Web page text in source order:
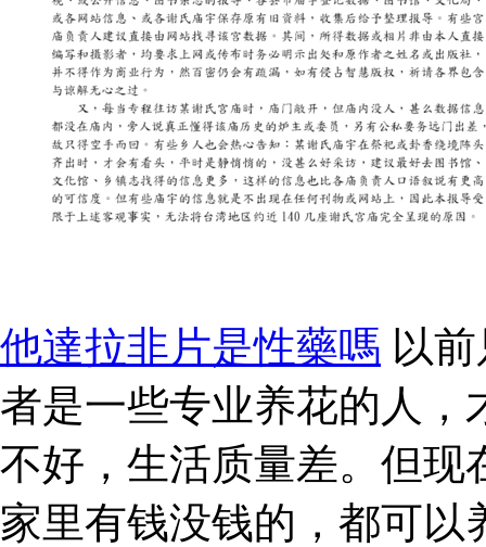
他達拉非片是性藥嗎 以
者是一些专业养花的人，
不好，生活质量差。但现
家里有钱没钱的，都可